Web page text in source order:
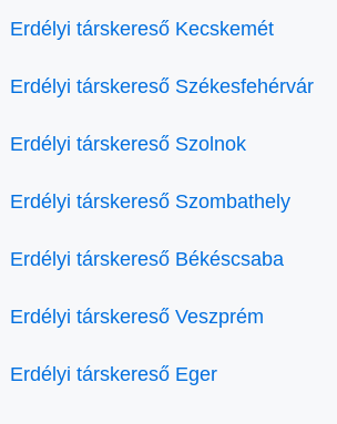
Erdélyi társkereső Kecskemét
Erdélyi társkereső Székesfehérvár
Erdélyi társkereső Szolnok
Erdélyi társkereső Szombathely
Erdélyi társkereső Békéscsaba
Erdélyi társkereső Veszprém
Erdélyi társkereső Eger